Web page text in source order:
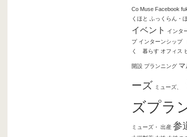
Co Muse Facebook
くほと ふっくらん・
イベント インタ
プ インターンシッ
く 暮らす オフィス
開設 プランニング マ
ーズ ミューズ、
ズプラ
ミューズ・ 出産 参